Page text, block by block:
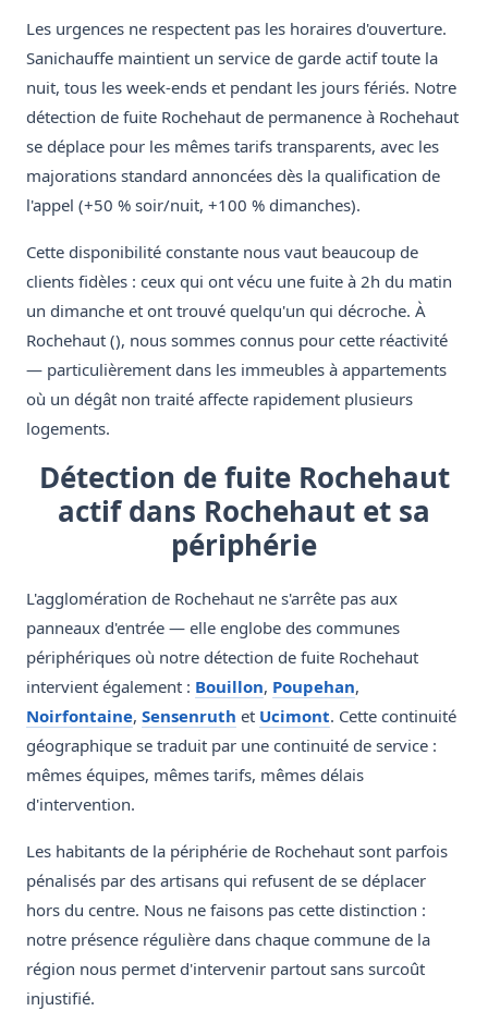
Les urgences ne respectent pas les horaires d'ouverture.
Sanichauffe maintient un service de garde actif toute la
nuit, tous les week-ends et pendant les jours fériés. Notre
détection de fuite Rochehaut de permanence à Rochehaut
se déplace pour les mêmes tarifs transparents, avec les
majorations standard annoncées dès la qualification de
l'appel (+50 % soir/nuit, +100 % dimanches).
Cette disponibilité constante nous vaut beaucoup de
clients fidèles : ceux qui ont vécu une fuite à 2h du matin
un dimanche et ont trouvé quelqu'un qui décroche. À
Rochehaut (), nous sommes connus pour cette réactivité
— particulièrement dans les immeubles à appartements
où un dégât non traité affecte rapidement plusieurs
logements.
Détection de fuite Rochehaut
actif dans Rochehaut et sa
périphérie
L'agglomération de Rochehaut ne s'arrête pas aux
panneaux d'entrée — elle englobe des communes
périphériques où notre détection de fuite Rochehaut
intervient également : Bouillon, Poupehan,
Noirfontaine, Sensenruth et Ucimont. Cette continuité
géographique se traduit par une continuité de service :
mêmes équipes, mêmes tarifs, mêmes délais
d'intervention.
Les habitants de la périphérie de Rochehaut sont parfois
pénalisés par des artisans qui refusent de se déplacer
hors du centre. Nous ne faisons pas cette distinction :
notre présence régulière dans chaque commune de la
région nous permet d'intervenir partout sans surcoût
injustifié.